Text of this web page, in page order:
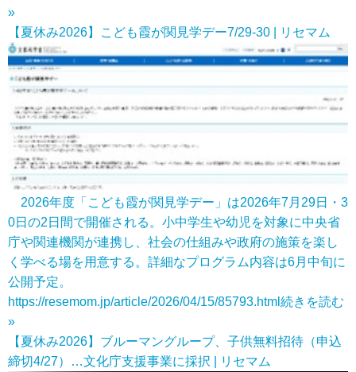
»
【夏休み2026】こども霞が関見学デー7/29-30 | リセマム
2026年度「こども霞が関見学デー」は2026年7月29日・3
0日の2日間で開催される。小中学生や幼児を対象に中央省
庁や関連機関が連携し、社会の仕組みや政府の施策を楽し
く学べる場を用意する。詳細なプログラム内容は6月中旬に
公開予定。
https://resemom.jp/article/2026/04/15/85793.html 続きを読む
»
【夏休み2026】ブルーマングループ、子供無料招待（申込
締切4/27）…文化庁支援事業に採択 | リセマム